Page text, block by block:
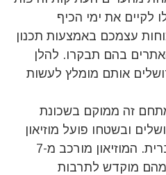
לקיים את ימי הכיף
עצמכם באמצעות תכנון
בהם תבקרו. להלן
אותם מומלץ לעשות
זה ממוקם בשכונת
ובשטחו פועל מוזיאון
ייחודי בנושא מוסיקה עברית. המוזיאון מורכב מ-7
מהם מוקדש לתרבות